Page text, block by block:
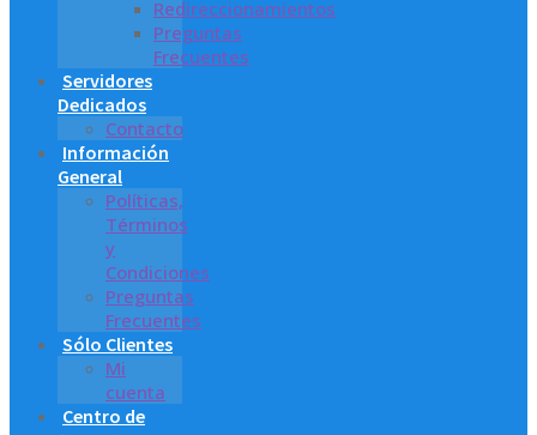
Redireccionamientos
Preguntas
Frecuentes
Servidores
Dedicados
Contacto
Información
General
Políticas,
Términos
y
Condiciones
Preguntas
Frecuentes
Sólo Clientes
Mi
cuenta
Centro de